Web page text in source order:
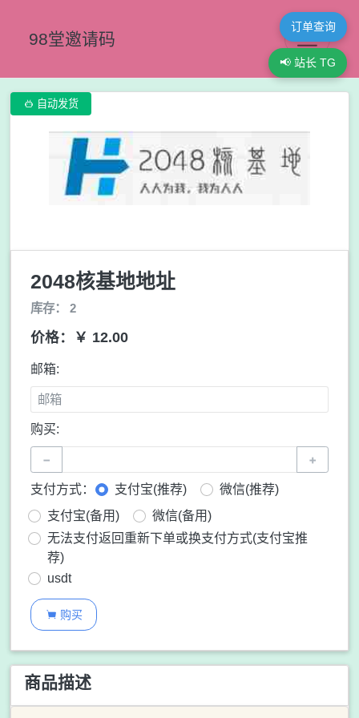
98堂邀请码
订单查询
📢 站长 TG
 自动发货
2048核基地地址
库存： 2
价格：￥ 12.00
邮箱:
购买:
− +
支付方式： 支付宝(推荐)
微信(推荐)
支付宝(备用)
微信(备用)
无法支付返回重新下单或换支付方式(支付宝推
荐)
usdt
 购买
商品描述